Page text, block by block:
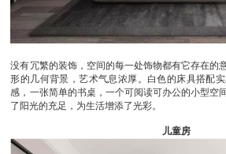
没有冗繁的装饰，空间的每一处饰物都有它存在的
形的几何背景，艺术气息浓厚。白色的床具搭配
感，一张简单的书桌，一个可阅读可办公的小型空
了阳光的充足，为生活增添了光彩。
儿童房